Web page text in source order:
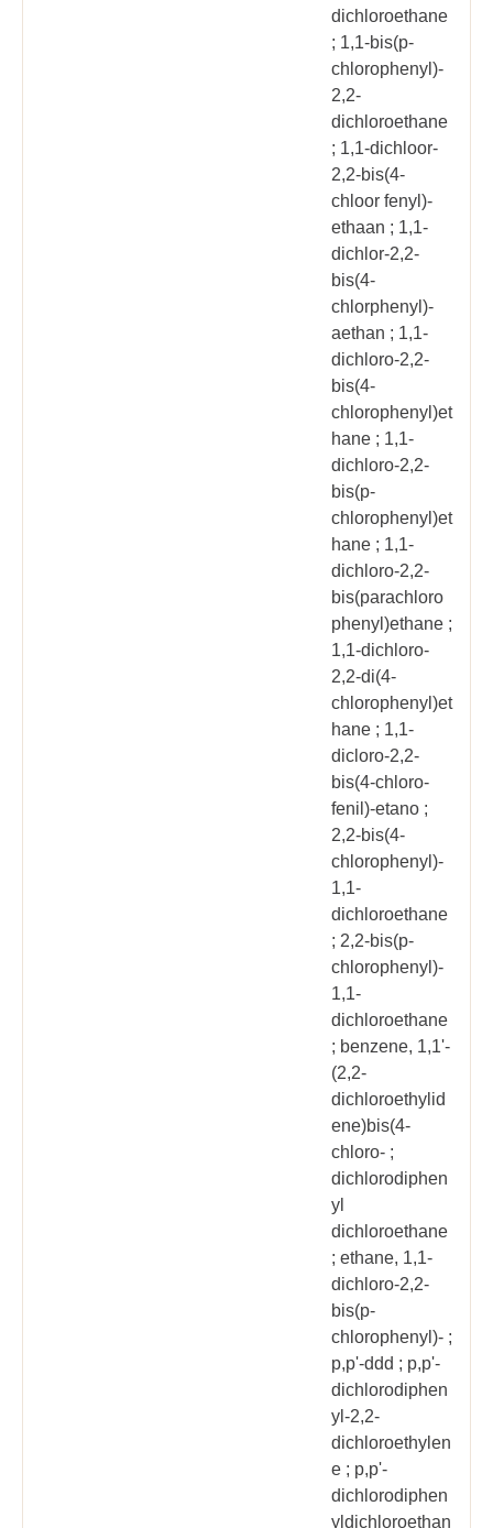
dichloroethane
; 1,1-bis(p-
chlorophenyl)-
2,2-
dichloroethane
; 1,1-dichloor-
2,2-bis(4-
chloor fenyl)-
ethaan ; 1,1-
dichlor-2,2-
bis(4-
chlorphenyl)-
aethan ; 1,1-
dichloro-2,2-
bis(4-
chlorophenyl)et
hane ; 1,1-
dichloro-2,2-
bis(p-
chlorophenyl)et
hane ; 1,1-
dichloro-2,2-
bis(parachloro
phenyl)ethane ;
1,1-dichloro-
2,2-di(4-
chlorophenyl)et
hane ; 1,1-
dicloro-2,2-
bis(4-chloro-
fenil)-etano ;
2,2-bis(4-
chlorophenyl)-
1,1-
dichloroethane
; 2,2-bis(p-
chlorophenyl)-
1,1-
dichloroethane
; benzene, 1,1'-
(2,2-
dichloroethylid
ene)bis(4-
chloro- ;
dichlorodiphen
yl
dichloroethane
; ethane, 1,1-
dichloro-2,2-
bis(p-
chlorophenyl)- ;
p,p'-ddd ; p,p'-
dichlorodiphen
yl-2,2-
dichloroethylen
e ; p,p'-
dichlorodiphen
yldichloroethan